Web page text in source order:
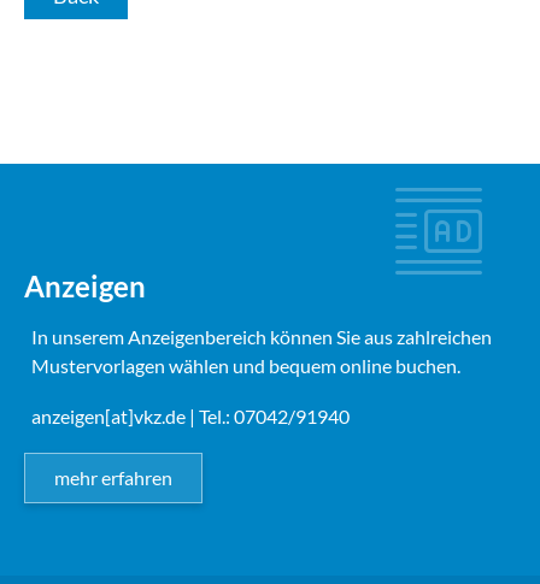
Anzeigen
In unserem Anzeigenbereich können Sie aus zahlreichen
Mustervorlagen wählen und bequem online buchen.
anzeigen[at]vkz.de | Tel.: 07042/91940
mehr erfahren